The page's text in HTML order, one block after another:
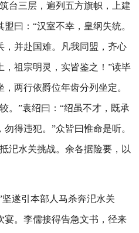
台三层，遍列五方旗帜，上建
曰：“汉室不幸，皇纲失统。
，并赴国难。凡我同盟，齐心
祖宗明灵，实皆鉴之！”读毕
两行依爵位年齿分列坐定。
。”袁绍曰：“绍虽不才，既承
得违犯。”众皆曰惟命是听。
汜水关挑战。余各据险要，以
遂引本部人马杀奔汜水关
宴。李儒接得告急文书，径来